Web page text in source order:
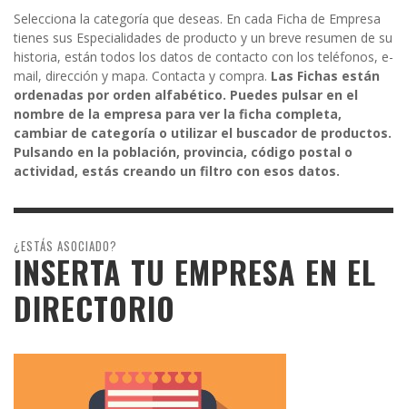
Selecciona la categoría que deseas. En cada Ficha de Empresa
tienes sus Especialidades de producto y un breve resumen de su
historia, están todos los datos de contacto con los teléfonos, e-
mail, dirección y mapa. Contacta y compra. Las Fichas están
ordenadas por orden alfabético. Puedes pulsar en el
nombre de la empresa para ver la ficha completa,
cambiar de categoría o utilizar el buscador de productos.
Pulsando en la población, provincia, código postal o
actividad, estás creando un filtro con esos datos.
¿ESTÁS ASOCIADO?
INSERTA TU EMPRESA EN EL
DIRECTORIO